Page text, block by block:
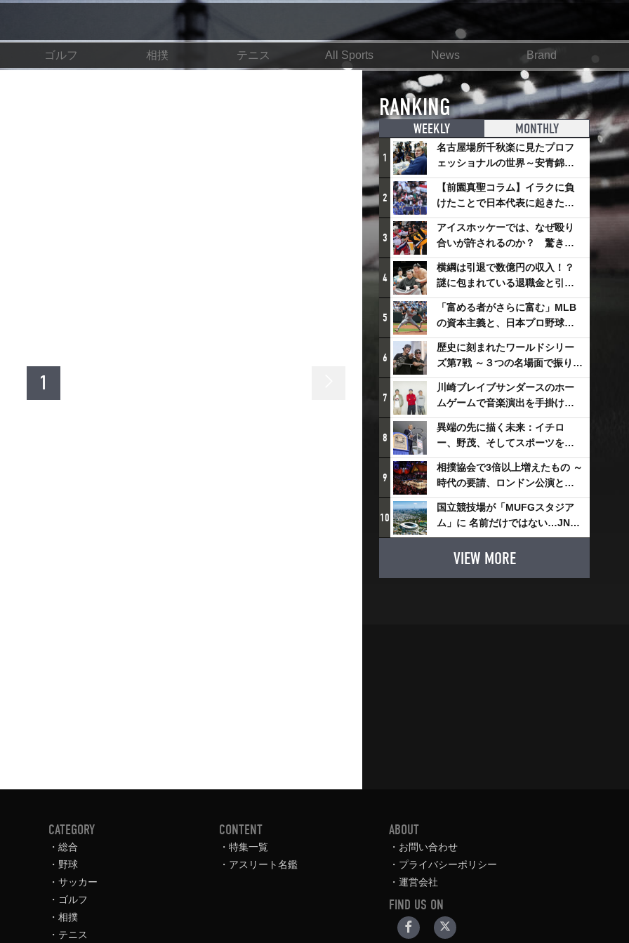
ゴルフ 相撲 テニス All Sports News Brand
1
RANKING
WEEKLY MONTHLY
1
名古屋場所千秋楽に見たプロフ
ェッショナルの世界～安青錦の
優勝を巡るさまざまなドラマ
2
【前園真聖コラム】イラクに負
けたことで日本代表に起きたプ
ラスとは
3
アイスホッケーでは、なぜ殴り
合いが許されるのか？ 驚きの
「ファイティング」ルールにつ
いて
4
横綱は引退で数億円の収入！？
謎に包まれている退職金と引退
相撲興行
5
「富める者がさらに富む」MLB
の資本主義と、日本プロ野球が
踏み出せない一歩
6
歴史に刻まれたワールドシリー
ズ第7戦 ～３つの名場面で振り返
る～
7
川崎ブレイブサンダースのホー
ムゲームで音楽演出を手掛ける
スチャダラパーが川崎新！アリ
ーナシティ・プロジェクトを語
る 「楽しみでしかないでしょ。
川崎は、ずっと成長曲線だか
ら」
8
異端の先に描く未来：イチロ
ー、野茂、そしてスポーツを支
える科学界の挑戦
9
相撲協会で3倍以上増えたもの ～
時代の要請、ロンドン公演と古
式大相撲
10
国立競技場が「MUFGスタジア
ム」に 名前だけではない…JNSE
とMUFGが“共創”し描く地域活
性化・社会価値創造の近未来図
VIEW MORE
CATEGORY
総合
野球
サッカー
ゴルフ
相撲
テニス
CONTENT
特集一覧
アスリート名鑑
ABOUT
お問い合わせ
プライバシーポリシー
運営会社
FIND US ON